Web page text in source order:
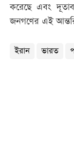
করেছে এবং
জনগণের এই
ইরান ভারত